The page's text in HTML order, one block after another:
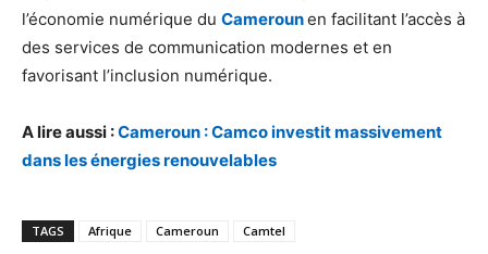
l’économie numérique du Camerounen facilitant l’accès à
des services de communication modernes et en
favorisant l’inclusion numérique.
A lire aussi :Cameroun : Camco investit massivement
dans les énergies renouvelables
TAGS Afrique Cameroun Camtel